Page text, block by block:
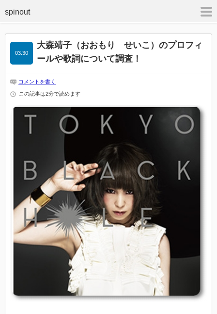
大森靖子（おおもり せいこ）のプロフィ
ールや歌詞について調査！
03.30
コメントを書く
この記事は2分で読めます